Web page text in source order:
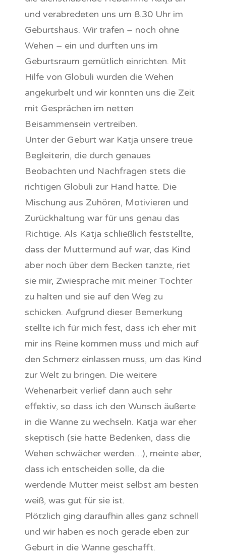
und verabredeten uns um 8.30 Uhr im
Geburtshaus. Wir trafen – noch ohne
Wehen – ein und durften uns im
Geburtsraum gemütlich einrichten. Mit
Hilfe von Globuli wurden die Wehen
angekurbelt und wir konnten uns die Zeit
mit Gesprächen im netten
Beisammensein vertreiben.
Unter der Geburt war Katja unsere treue
Begleiterin, die durch genaues
Beobachten und Nachfragen stets die
richtigen Globuli zur Hand hatte. Die
Mischung aus Zuhören, Motivieren und
Zurückhaltung war für uns genau das
Richtige. Als Katja schließlich feststellte,
dass der Muttermund auf war, das Kind
aber noch über dem Becken tanzte, riet
sie mir, Zwiesprache mit meiner Tochter
zu halten und sie auf den Weg zu
schicken. Aufgrund dieser Bemerkung
stellte ich für mich fest, dass ich eher mit
mir ins Reine kommen muss und mich auf
den Schmerz einlassen muss, um das Kind
zur Welt zu bringen. Die weitere
Wehenarbeit verlief dann auch sehr
effektiv, so dass ich den Wunsch äußerte
in die Wanne zu wechseln. Katja war eher
skeptisch (sie hatte Bedenken, dass die
Wehen schwächer werden…), meinte aber,
dass ich entscheiden solle, da die
werdende Mutter meist selbst am besten
weiß, was gut für sie ist.
Plötzlich ging daraufhin alles ganz schnell
und wir haben es noch gerade eben zur
Geburt in die Wanne geschafft.